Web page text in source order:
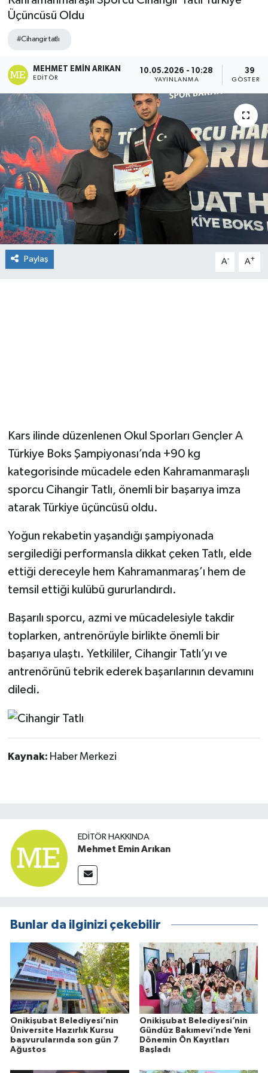
Üçüncüsü Oldu
#Cihangir tatlı
MEHMET EMIN ARIKAN
EDITÖR
10.05.2026 - 10:28
YAYINLANMA
39
GÖSTERIM
Paylaş A- A+
Kars ilinde düzenlenen Okul Sporları Gençler A
Türkiye Boks Şampiyonası’nda +90 kg
kategorisinde mücadele eden Kahramanmaraşlı
sporcu Cihangir Tatlı, önemli bir başarıya imza
atarak Türkiye üçüncüsü oldu.
Yoğun rekabetin yaşandığı şampiyonada
sergilediği performansla dikkat çeken Tatlı, elde
ettiği dereceyle hem Kahramanmaraş’ı hem de
temsil ettiği kulübü gururlandırdı.
Başarılı sporcu, azmi ve mücadelesiyle takdir
toplarken, antrenörüyle birlikte önemli bir
başarıya ulaştı. Yetkililer, Cihangir Tatlı’yı ve
antrenörünü tebrik ederek başarılarının devamını
diledi.
Kaynak: Haber Merkezi
EDITÖR HAKKINDA
Mehmet Emin Arıkan
Bunlar da ilginizi çekebilir
Onikişubat Belediyesi’nin
Üniversite Hazırlık Kursu
başvurularında son gün 7
Ağustos
Onikişubat Belediyesi’nin
Gündüz Bakımevi’nde Yeni
Dönemin Ön Kayıtları
Başladı